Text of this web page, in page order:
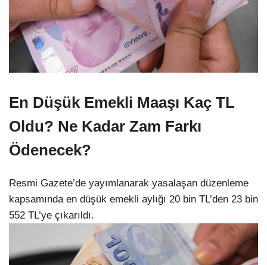
En Düşük Emekli Maaşı Kaç TL
Oldu? Ne Kadar Zam Farkı
Ödenecek?
Resmi Gazete’de yayımlanarak yasalaşan düzenleme
kapsamında en düşük emekli aylığı 20 bin TL’den 23 bin
552 TL’ye çıkarıldı.